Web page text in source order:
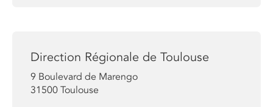
Direction Régionale de Toulouse
9 Boulevard de Marengo
31500 Toulouse